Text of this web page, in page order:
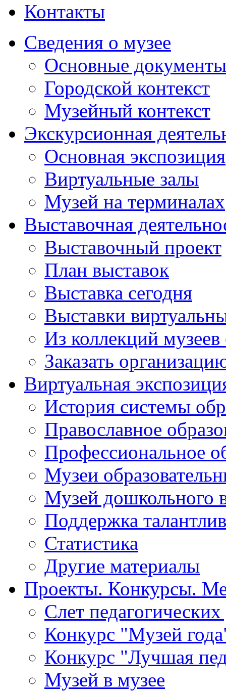
Контакты
Сведения о музее
Основные документы
Городской контекст
Музейный контекст
Экскурсионная
Основная экспозиция
Виртуальные залы
Музей на терминалах
Выставочная
Выставочный проект
План выставок
Выставка сегодня
Выставки
Из коллекций
Заказать
Виртуальная
История системы
Православное
Профессиональное
Музеи
Музей дошкольного
Поддержка
Статистика
Другие материалы
Проекты. Конкурсы.
Cлет
Конкурс "Музей
Конкурс "Лучшая
Музей в музее